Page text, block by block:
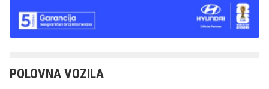
POLOVNA VOZILA